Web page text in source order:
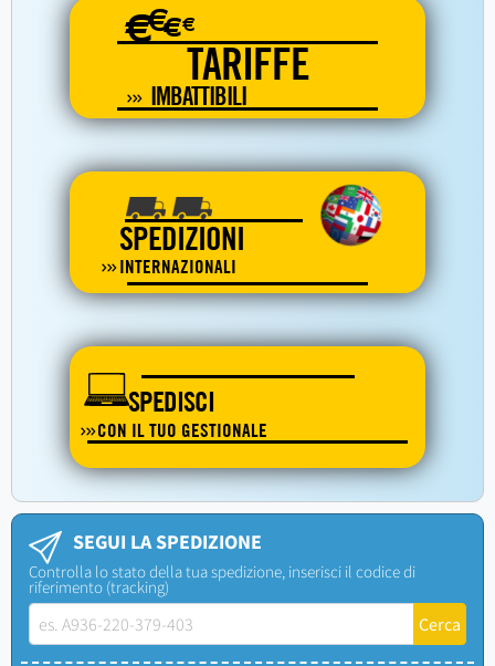
€€€€
TARIFFE
IMBATTIBILI
SPEDIZIONI
INTERNAZIONALI
SPEDISCI
CON IL TUO GESTIONALE
SEGUI LA SPEDIZIONE
Controlla lo stato della tua spedizione, inserisci il codice di
riferimento (tracking)